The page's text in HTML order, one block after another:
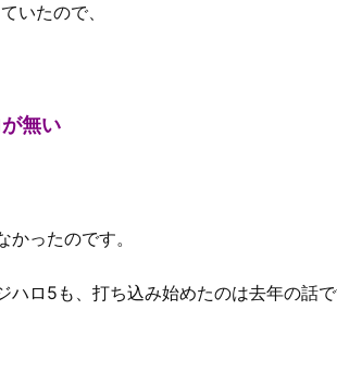
いたので、
無い
ったのです。
ハロ5も、打ち込み始めたのは去年の話